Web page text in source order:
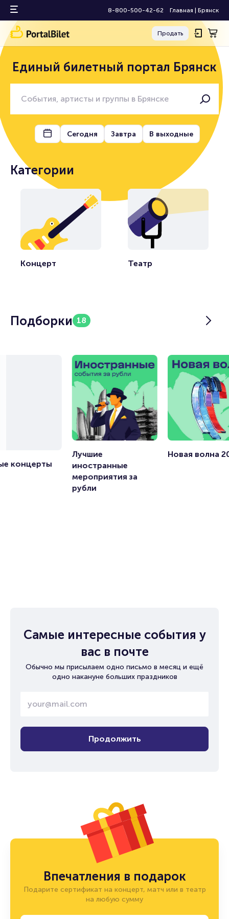
8-800-500-42-62 Главная Брянск
Продать
Единый билетный портал Брянск
Сегодня Завтра В выходные
Категории
Концерт Театр
Подборки 18
концерты
Лучшие
иностранные
мероприятия за
рубли
Новая волна
Самые интересные события у
вас в почте
Обычно мы присылаем одно письмо в месяц и ещё
одно накануне больших праздников
Продолжить
Впечатления в подарок
Подарите сертификат на концерт, матч или в театр
на любую сумму